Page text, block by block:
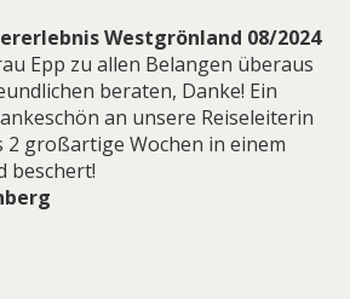
Westgrönland 08/2024
Epp zu allen Belangen überaus
beraten, Danke! Ein
an unsere Reiseleiterin
2 großartige Wochen in einem
beschert!